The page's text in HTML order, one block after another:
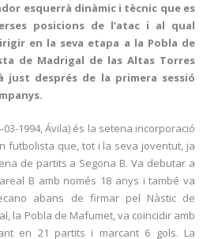
esquerrà dinàmic i tècnic que es
posicions de l’atac i al qual
en la seva etapa a la Pobla de
de Madrigal de las Altas Torres
just després de la primera sessió
1994, Ávila) és la setena incorporació
futbolista que, tot i la seva joventut, ja
de partits a Segona B. Va debutar a
B amb només 18 anys i també va
abans de firmar pel Nàstic de
la Pobla de Mafumet, va coincidir amb
en 21 partits i marcant 6 gols. La